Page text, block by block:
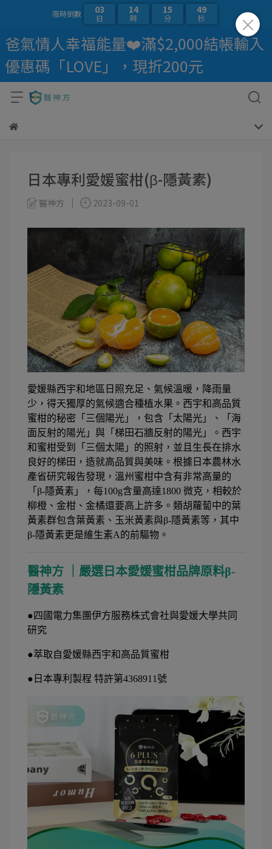
限時倒數 03
日
14
時
15
分
48
秒
爸氣情人幸福能量❤️滿$2,000結帳輸入
優惠碼「LOVE」，現折200元
日本專利愛媛蜜柑(β-隱黃素)
醫神方 2023-09-01
愛媛縣西宇和地區日照充足、氣候溫暖，降雨量
少，得天獨厚的氣候適合種植水果。西宇和高品質
蜜柑的秘密「三個陽光」，包含「太陽光」、「海
面反射的陽光」與「梯田石牆反射的陽光」。西宇
和蜜柑受到「三個太陽」的照射，並且生長在排水
良好的梯田，造就高品質與美味。根據日本農林水
產省研究報告發現，溫州蜜柑中含有非常高量的
「β-隱黃素」，每100g含量高達1800 微克，相較於
柳橙、金柑、金橘還要高上許多。類胡蘿蔔中的葉
黃素群包含葉黃素、玉米黃素與β-隱黃素等，其中
β-隱黃素更是維生素A的前驅物。
醫神方 ｜嚴選日本愛媛蜜柑品牌原料β-
隱黃素
●四國電力集團伊方服務株式會社與愛媛大學共同
研究
●萃取自愛媛縣西宇和高品質蜜柑
●日本專利製程 特許第4368911號